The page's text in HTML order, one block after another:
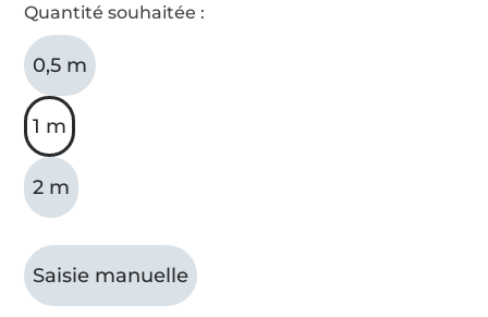
Quantité souhaitée :
0,5 m
1 m
2 m
Saisie manuelle